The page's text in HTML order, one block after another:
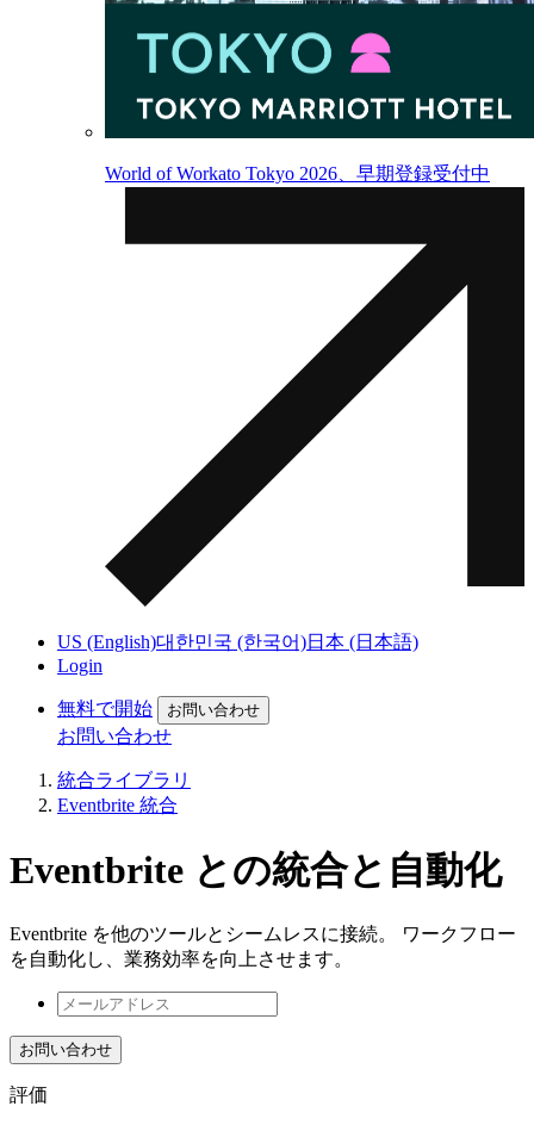
World of Workato Tokyo 2026、早期登録受付中
US (English)대한민국 (한국어)日本 (日本語)
Login
無料で開始 お問い合わせ
お問い合わせ
統合ライブラリ
Eventbrite 統合
Eventbrite との統合と自動化
Eventbrite を他のツールとシームレスに接続。 ワークフロー
を自動化し、業務効率を向上させます。
お問い合わせ
評価